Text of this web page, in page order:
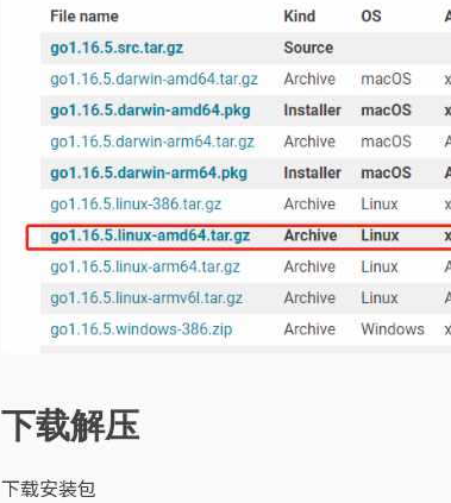
下载解压
下载安装包